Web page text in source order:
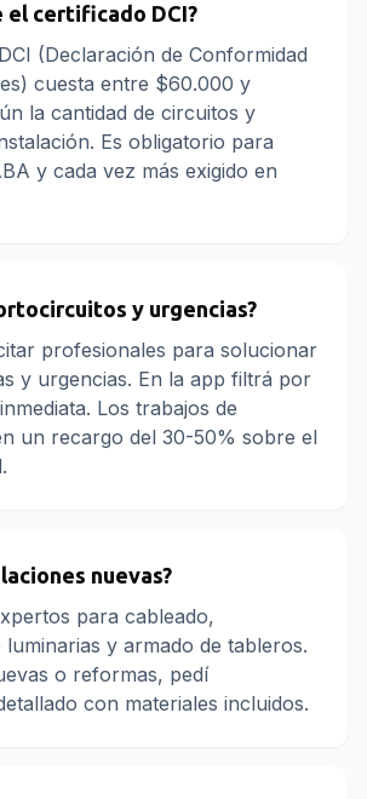
el certificado DCI?
(Declaración de Conformidad
cuesta entre $60.000 y
la cantidad de circuitos y
Es obligatorio para
y cada vez más exigido en
y urgencias?
profesionales para solucionar
y urgencias. En la app filtrá por
Los trabajos de
un recargo del 30-50% sobre el
nuevas?
para cableado,
y armado de tableros.
o reformas, pedí
con materiales incluidos.